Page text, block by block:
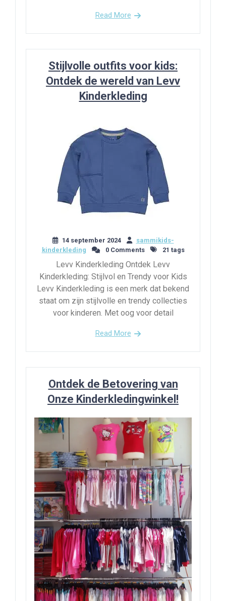
Read More
Stijlvolle outfits voor kids:
Ontdek de wereld van Levv
Kinderkleding
14 september 2024
sammikids-
kinderkleding
0 Comments 21 tags
Levv Kinderkleding Ontdek Levv
Kinderkleding: Stijlvol en Trendy voor Kids
Levv Kinderkleding is een merk dat bekend
staat om zijn stijlvolle en trendy collecties
voor kinderen. Met oog voor detail
Read More
Ontdek de Betovering van
Onze Kinderkledingwinkel!